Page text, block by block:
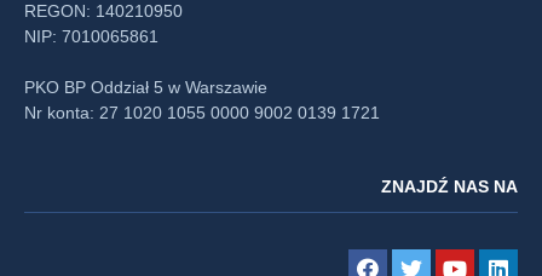
REGON: 140210950
NIP: 7010065861
PKO BP Oddział 5 w Warszawie
Nr konta: 27 1020 1055 0000 9002 0139 1721
ZNAJDŹ NAS NA